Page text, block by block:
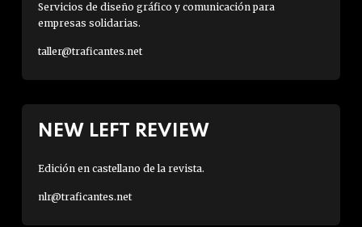
Servicios de diseño gráfico y comunicación para
empresas solidarias.
taller@traficantes.net
NEW LEFT REVIEW
Edición en castellano de la revista.
nlr@traficantes.net